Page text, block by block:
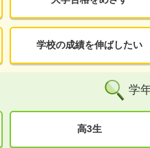
学校の成績を伸ばしたい
学
高3生